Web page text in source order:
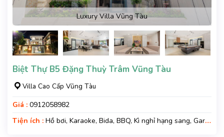
Luxury Villa Vũng Tàu
Biệt Thự B5 Đặng Thuỳ Trâm Vũng Tàu
Villa Cao Cấp Vũng Tàu
Giá : 0912058982
Tiện ích : Hồ bơi, Karaoke, Bida, BBQ, Kì nghỉ hạng sang, Gara